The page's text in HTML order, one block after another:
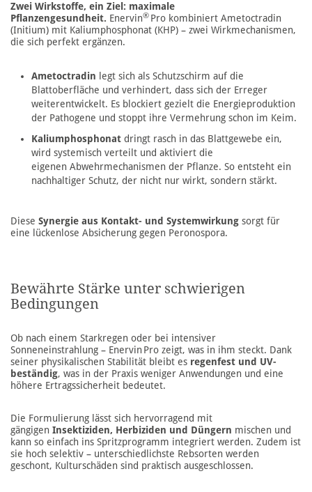
Zwei Wirkstoffe, ein Ziel: maximale
Pflanzengesundheit. Enervin® Pro kombiniert Ametoctradin
(Initium) mit Kaliumphosphonat (KHP) – zwei Wirkmechanismen,
die sich perfekt ergänzen.
Ametoctradin legt sich als Schutzschirm auf die
Blattoberfläche und verhindert, dass sich der Erreger
weiterentwickelt. Es blockiert gezielt die Energieproduktion
der Pathogene und stoppt ihre Vermehrung schon im Keim.
Kaliumphosphonat dringt rasch in das Blattgewebe ein,
wird systemisch verteilt und aktiviert die
eigenen Abwehrmechanismen der Pflanze. So entsteht ein
nachhaltiger Schutz, der nicht nur wirkt, sondern stärkt.
Diese Synergie aus Kontakt- und Systemwirkung sorgt für
eine lückenlose Absicherung gegen Peronospora.
Bewährte Stärke unter schwierigen
Bedingungen
Ob nach einem Starkregen oder bei intensiver
Sonneneinstrahlung – Enervin Pro zeigt, was in ihm steckt. Dank
seiner physikalischen Stabilität bleibt es regenfest und UV-
beständig, was in der Praxis weniger Anwendungen und eine
höhere Ertragssicherheit bedeutet.
Die Formulierung lässt sich hervorragend mit
gängigen Insektiziden, Herbiziden und Düngern mischen und
kann so einfach ins Spritzprogramm integriert werden. Zudem ist
sie hoch selektiv – unterschiedlichste Rebsorten werden
geschont, Kulturschäden sind praktisch ausgeschlossen.